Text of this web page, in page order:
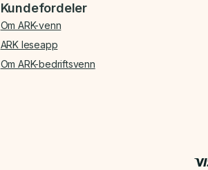
Kundefordeler
Om ARK-venn
ARK leseapp
Om ARK-bedriftsvenn